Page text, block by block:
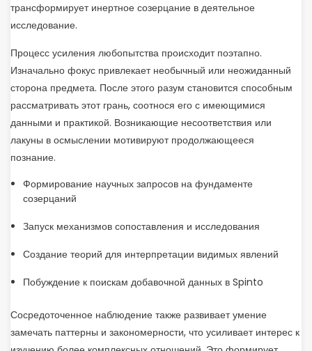
трансформирует инертное созерцание в деятельное
исследование.
Процесс усиления любопытства происходит поэтапно.
Изначально фокус привлекает необычный или неожиданный
сторона предмета. После этого разум становится способным
рассматривать этот грань, соотнося его с имеющимися
данными и практикой. Возникающие несоответствия или
лакуны в осмыслении мотивируют продолжающееся
познание.
Формирование научных запросов на фундаменте
созерцаний
Запуск механизмов сопоставления и исследования
Создание теорий для интерпретации видимых явлений
Побуждение к поискам добавочной данных в Spinto
Сосредоточенное наблюдение также развивает умение
замечать паттерны и закономерности, что усиливает интерес к